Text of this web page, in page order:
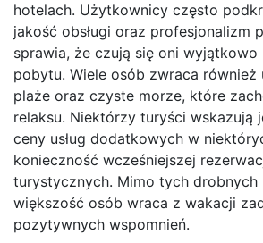
hotelach. Użytkownicy często
jakość obsługi oraz profesjonalizm
sprawia, że czują się oni
pobytu. Wiele osób zwraca również
plaże oraz czyste morze, które
relaksu. Niektórzy turyści wskazują
ceny usług dodatkowych w
konieczność wcześniejszej
turystycznych. Mimo tych drobnych
większość osób wraca z wakacji
pozytywnych wspomnień.